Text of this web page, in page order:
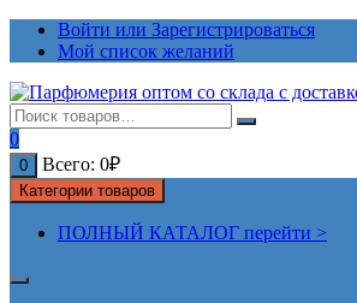
ПерейтиВойти или Зарегистрироваться
Мой список желаний
0
0 Всего: 0₽
Категории товаров
ПОЛНЫЙ КАТАЛОГ перейти >